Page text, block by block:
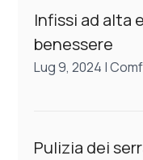
Infissi ad alta
benessere
Lug 9, 2024 |
Pulizia dei